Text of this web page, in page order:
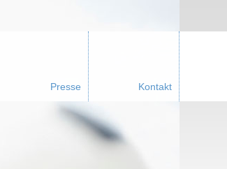
Presse Kontakt